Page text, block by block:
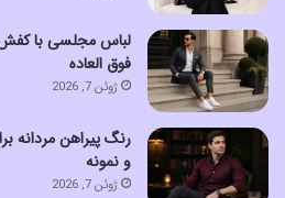
فوق العاده
ژوئن 7, 2026
و نمونه
ژوئن 7, 2026